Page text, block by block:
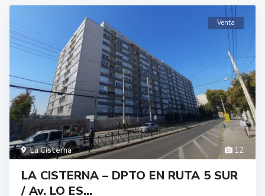
12
La Cisterna
Venta
LA CISTERNA – DPTO EN RUTA 5 SUR
/ Av. LO ES...